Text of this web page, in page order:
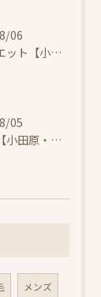
06
本気ダイエット【小田原・エステ・痩身】
05
これ人気【小田原・エステ・首コリ】
メンズ